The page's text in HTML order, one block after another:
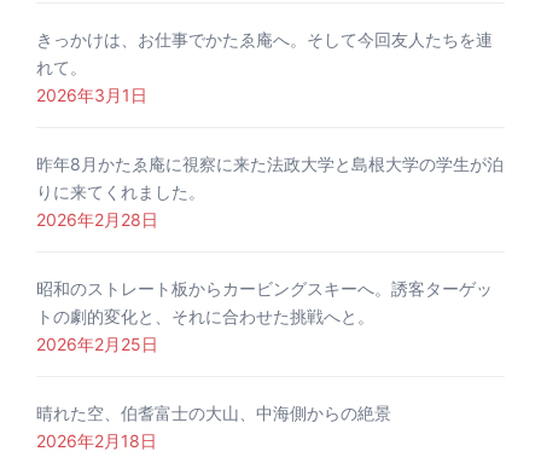
きっかけは、お仕事でかたゑ庵へ。そして今回友人たちを連
れて。
2026年3月1日
昨年8月かたゑ庵に視察に来た法政大学と島根大学の学生が泊
りに来てくれました。
2026年2月28日
昭和のストレート板からカービングスキーへ。誘客ターゲッ
トの劇的変化と、それに合わせた挑戦へと。
2026年2月25日
晴れた空、伯耆富士の大山、中海側からの絶景
2026年2月18日